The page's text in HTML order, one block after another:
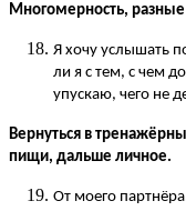
Многомерность,
Я хочу услышать
ли я с тем, с чем
упускаю, чего не
Вернуться в
пищи, дальше личное.
От моего